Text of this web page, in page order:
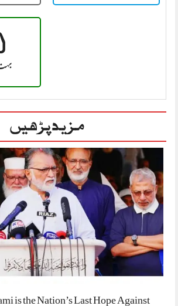
مزید پڑھیں
is the Nation’s Last Hope Against